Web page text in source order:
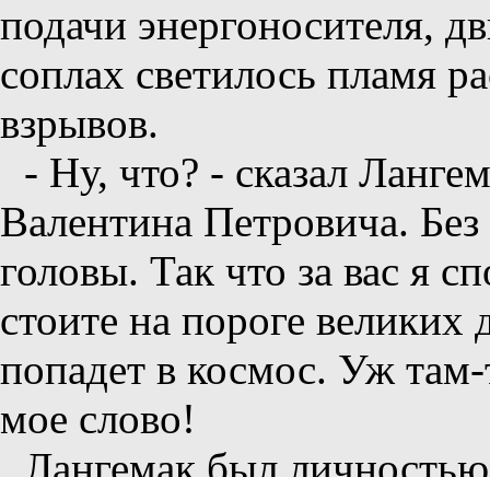
подачи энергоносителя,
соплах светилось пламя
взрывов.
- Ну, что? - сказал
Валентина Петровича.
головы. Так что за вас я
стоите на пороге
попадет в космос. Уж
мое слово!